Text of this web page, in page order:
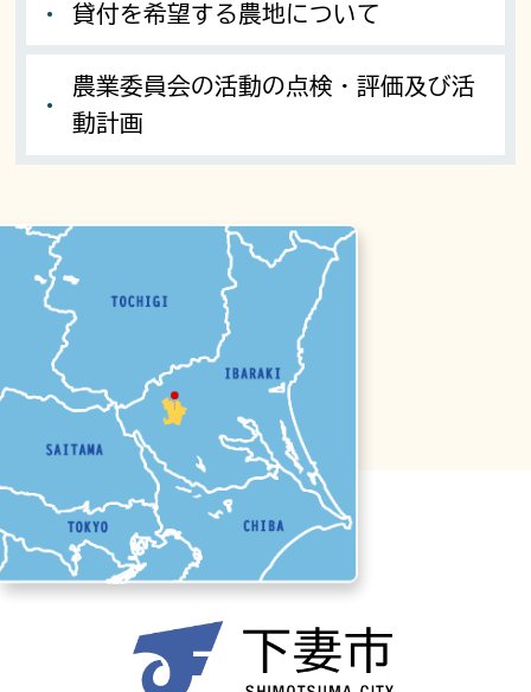
貸付を希望する農地について
農業委員会の活動の点検・評価及び活
動計画